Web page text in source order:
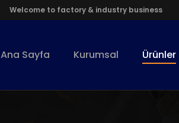
Welcome to factory & industry business
Ana Sayfa Kurumsal Ürünler